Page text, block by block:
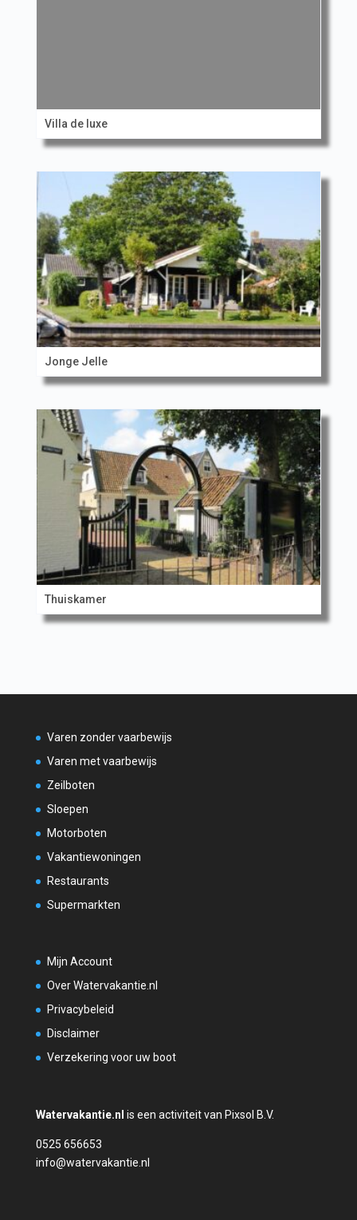
Villa de luxe
Jonge Jelle
Thuiskamer
Varen zonder vaarbewijs
Varen met vaarbewijs
Zeilboten
Sloepen
Motorboten
Vakantiewoningen
Restaurants
Supermarkten
Mijn Account
Over Watervakantie.nl
Privacybeleid
Disclaimer
Verzekering voor uw boot
Watervakantie.nl is een activiteit van Pixsol B.V.
0525 656653
info@watervakantie.nl